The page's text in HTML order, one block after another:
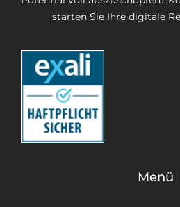
starten Sie Ihre digitale
Menü